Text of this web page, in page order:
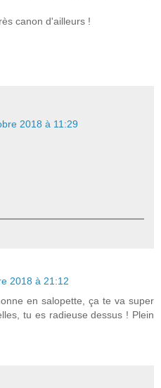
canon d'ailleurs !
2018 à 11:29
2018 à 21:12
en salopette, ça te va super
tu es radieuse dessus ! Plein